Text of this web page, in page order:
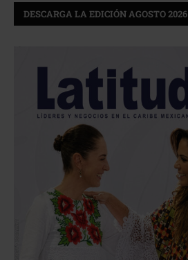
DESCARGA LA EDICIÓN AGOSTO 2026